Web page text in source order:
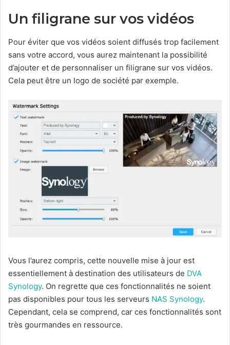
Un filigrane sur vos vidéos
Pour éviter que vos vidéos soient diffusés trop facilement
sans votre accord, vous aurez maintenant la possibilité
d’ajouter et de personnaliser un filigrane sur vos vidéos.
Cela peut être un logo de société par exemple.
Vous l’aurez compris, cette nouvelle mise à jour est
essentiellement à destination des utilisateurs de DVA
Synology. On regrette que ces fonctionnalités ne soient
pas disponibles pour tous les serveurs NAS Synology.
Cependant, cela se comprend, car ces fonctionnalités sont
très gourmandes en ressource.